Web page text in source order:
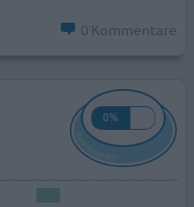
0 Kommentare